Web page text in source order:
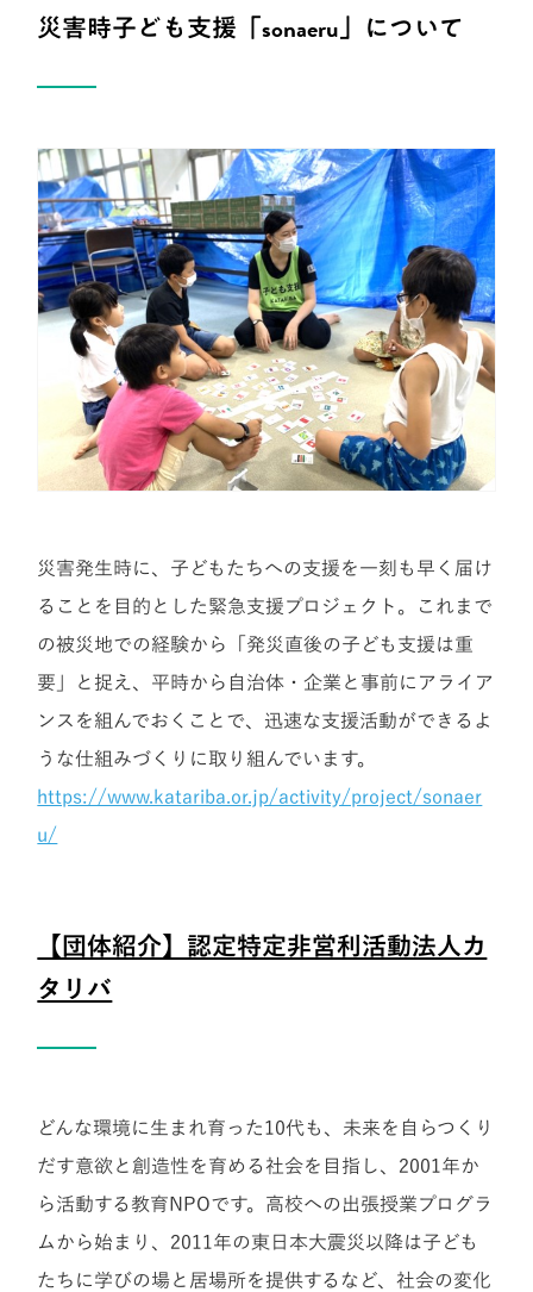
災害時子ども支援「sonaeru」について
災害発生時に、子どもたちへの支援を一刻も早く届け
ることを目的とした緊急支援プロジェクト。これまで
の被災地での経験から「発災直後の子ども支援は重
要」と捉え、平時から自治体・企業と事前にアライア
ンスを組んでおくことで、迅速な支援活動ができるよ
うな仕組みづくりに取り組んでいます。
https://www.katariba.or.jp/activity/project/sonaer
u/
【団体紹介】認定特定非営利活動法人カ
タリバ
どんな環境に生まれ育った10代も、未来を自らつくり
だす意欲と創造性を育める社会を目指し、 2001 年か
ら活動する教育 NPOです。高校への出張授業プログラ
ムから始まり、 2011 年の東日本大震災以降は子ども
たちに学びの場と居場所を提供するなど、社会の変化